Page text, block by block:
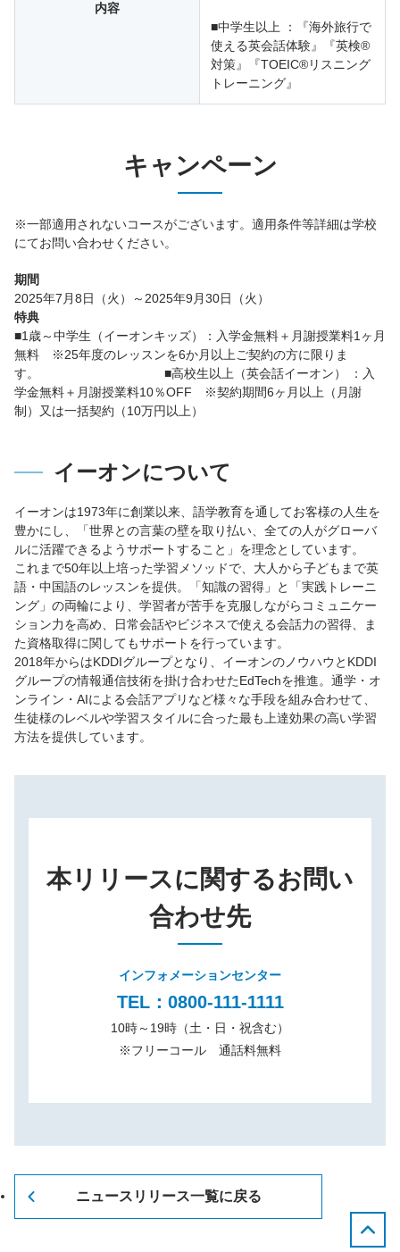
内容
■中学生以上 ：『海外旅行で
使える英会話体験』『英検®
対策』『TOEIC®リスニング
トレーニング』
キャンペーン
※一部適用されないコースがございます。適用条件等詳細は学校
にてお問い合わせください。
期間
2025年7月8日（火）～2025年9月30日（火）
特典
■1歳～中学生（イーオンキッズ）：入学金無料＋月謝授業料1ヶ月
無料 ※25年度のレッスンを6か月以上ご契約の方に限りま
す。 ■高校生以上（英会話イーオン） ：入
学金無料＋月謝授業料10％OFF ※契約期間6ヶ月以上（月謝
制）又は一括契約（10万円以上）
イーオンについて
イーオンは1973年に創業以来、語学教育を通してお客様の人生を
豊かにし、「世界との言葉の壁を取り払い、全ての人がグローバ
ルに活躍できるようサポートすること」を理念としています。
これまで50年以上培った学習メソッドで、大人から子どもまで英
語・中国語のレッスンを提供。「知識の習得」と「実践トレーニ
ング」の両輪により、学習者が苦手を克服しながらコミュニケー
ション力を高め、日常会話やビジネスで使える会話力の習得、ま
た資格取得に関してもサポートを行っています。
2018年からはKDDIグループとなり、イーオンのノウハウとKDDI
グループの情報通信技術を掛け合わせたEdTechを推進。通学・オ
ンライン・AIによる会話アプリなど様々な手段を組み合わせて、
生徒様のレベルや学習スタイルに合った最も上達効果の高い学習
方法を提供しています。
本リリースに関するお問い
合わせ先
インフォメーションセンター
TEL：0800-111-1111
10時～19時（土・日・祝含む）
※フリーコール 通話料無料
ニュースリリース一覧に戻る